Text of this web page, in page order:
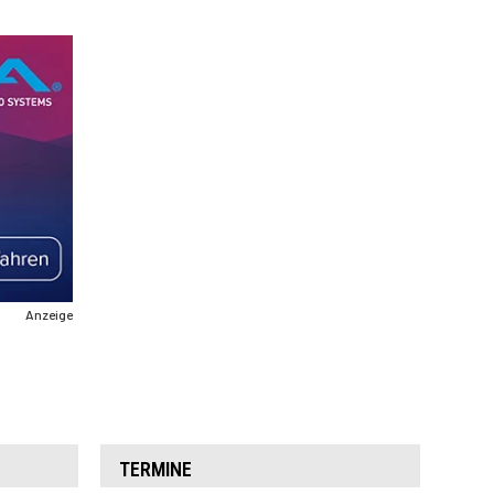
Anzeige
TERMINE